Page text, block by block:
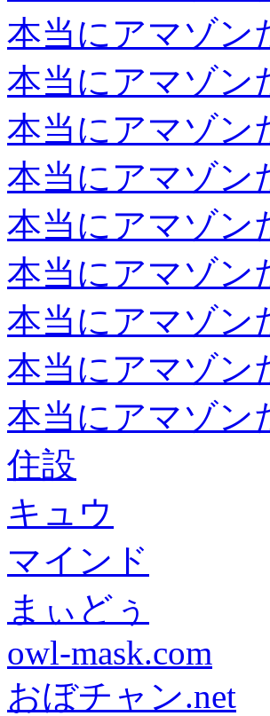
本当にアマゾン
本当にアマゾン
本当にアマゾン
本当にアマゾン
本当にアマゾン
本当にアマゾン
本当にアマゾン
本当にアマゾン
本当にアマゾン
住設
キュウ
マインド
まぃどぅ
owl-mask.com
おぼチャン.net